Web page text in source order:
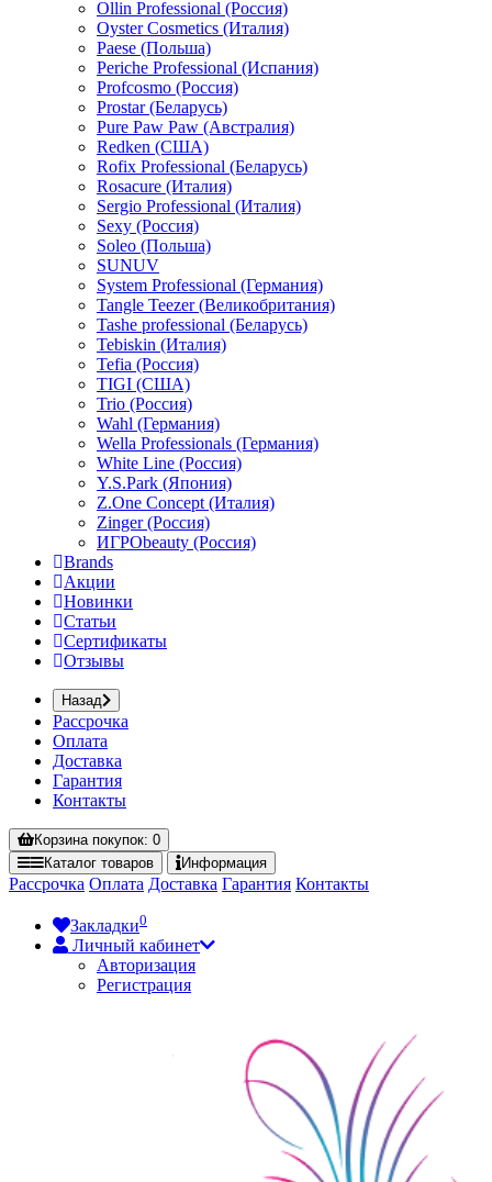
Ollin Professional (Россия)
Oyster Cosmetics (Италия)
Paese (Польша)
Periche Professional (Испания)
Profcosmo (Россия)
Prostar (Беларусь)
Pure Paw Paw (Австралия)
Redken (США)
Rofix Professional (Беларусь)
Rosacure (Италия)
Sergio Professional (Италия)
Sexy (Россия)
Soleo (Польша)
SUNUV
System Professional (Германия)
Tangle Teezer (Великобритания)
Tashe professional (Беларусь)
Tebiskin (Италия)
Tefia (Россия)
TIGI (США)
Trio (Россия)
Wahl (Германия)
Wella Professionals (Германия)
White Line (Россия)
Y.S.Park (Япония)
Z.One Concept (Италия)
Zinger (Россия)
ИГРОbeauty (Россия)
Brands
Акции
Новинки
Статьи
Сертификаты
Отзывы
Назад
Рассрочка
Оплата
Доставка
Гарантия
Контакты
Корзинапокупок: 0
Каталог товаров Информация
Рассрочка Оплата Доставка Гарантия Контакты
Закладки0
Личный кабинет
Авторизация
Регистрация